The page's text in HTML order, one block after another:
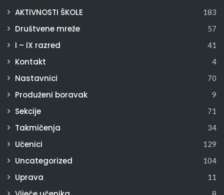
AKTIVNOSTI ŠKOLE 183
Društvene mreže 57
I – IX razred 41
Kontakt 4
Nastavnici 70
Produženi boravak 9
Sekcije 71
Takmičenja 34
Učenici 129
Uncategorized 104
Uprava 11